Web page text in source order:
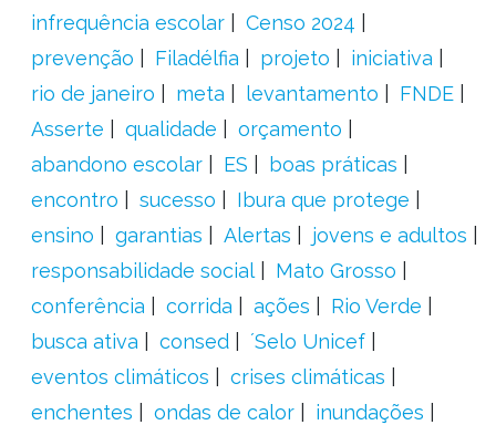
infrequência escolar
Censo 2024
prevenção
Filadélfia projeto
iniciativa
rio de janeiro
meta levantamento
FNDE
Asserte
qualidade
orçamento
abandono escolar
ES
boas práticas
encontro
sucesso
Ibura que protege
ensino
garantias Alertas
jovens e adultos
responsabilidade social
Mato Grosso
conferência
corrida ações
Rio Verde
busca ativa
consed
´Selo Unicef
eventos climáticos
crises climáticas
enchentes
ondas de calor
inundações